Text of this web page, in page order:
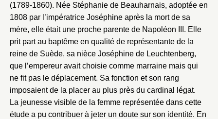
(1789-1860). Née Stéphanie de Beauharnais, adoptée en
1808 par l’impératrice Joséphine après la mort de sa
mère, elle était une proche parente de Napoléon III. Elle
prit part au baptême en qualité de représentante de la
reine de Suède, sa nièce Joséphine de Leuchtenberg,
que l’empereur avait choisie comme marraine mais qui
ne fit pas le déplacement. Sa fonction et son rang
imposaient de la placer au plus près du cardinal légat.
La jeunesse visible de la femme représentée dans cette
étude a pu contribuer à jeter un doute sur son identité. En